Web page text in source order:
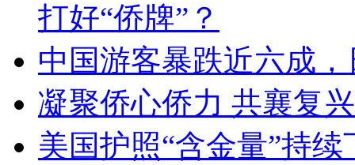
打好“侨牌”？
中国游客暴跌近六成
凝聚侨心侨力 共襄复
美国护照“含金量”持